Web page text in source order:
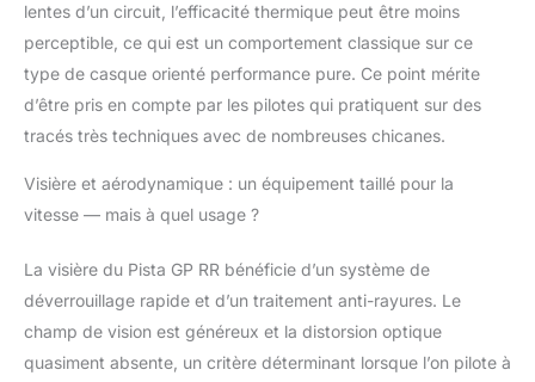
lentes d’un circuit, l’efficacité thermique peut être moins
perceptible, ce qui est un comportement classique sur ce
type de casque orienté performance pure. Ce point mérite
d’être pris en compte par les pilotes qui pratiquent sur des
tracés très techniques avec de nombreuses chicanes.
Visière et aérodynamique : un équipement taillé pour la
vitesse — mais à quel usage ?
La visière du Pista GP RR bénéficie d’un système de
déverrouillage rapide et d’un traitement anti-rayures. Le
champ de vision est généreux et la distorsion optique
quasiment absente, un critère déterminant lorsque l’on pilote à